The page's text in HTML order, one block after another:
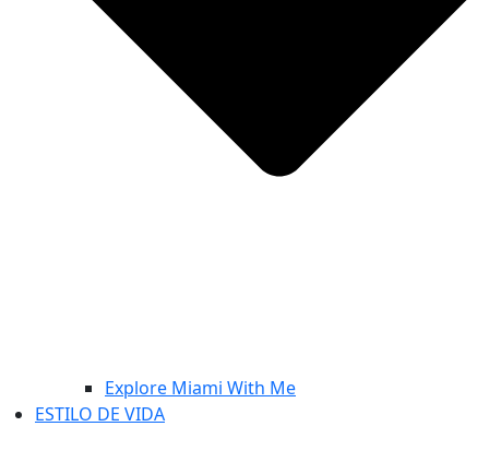
Explore Miami With Me
ESTILO DE VIDA